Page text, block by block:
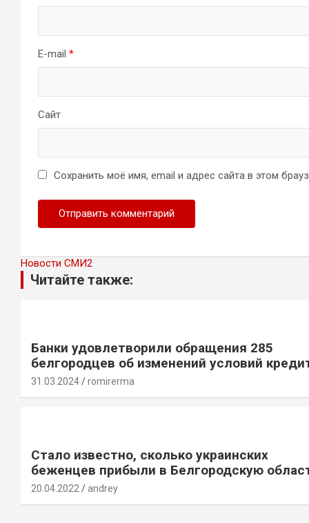
E-mail *
Сайт
Сохранить моё имя, email и адрес сайта в этом
Новости СМИ2
Читайте также:
Банки удовлетворили обращения 285
белгородцев об изменений условий
31.03.2024 romirerma
Стало известно, сколько украинских
беженцев прибыли в Белгородскую
20.04.2022 andrey